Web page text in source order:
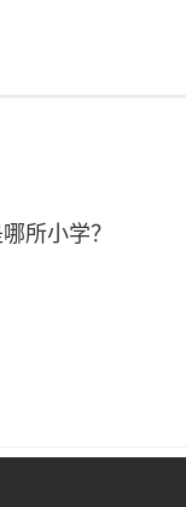
所小学？